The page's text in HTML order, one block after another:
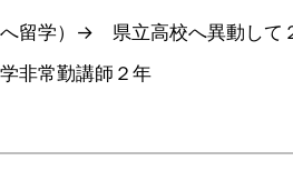
へ留学）→ 県立高校へ異動して
非常勤講師２年